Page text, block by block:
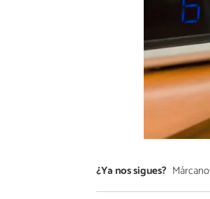
¿Ya nos sigues?